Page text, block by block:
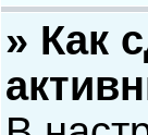
» Как